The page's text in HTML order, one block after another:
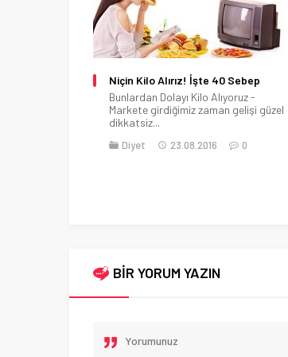
Haşlanmış Yumurta Diyeti İle İlgili
Tüm Detaylar
Bu Diyetle 14 günde 7 Kilo
Verebilirsiniz! Normalde biraz...
Diyet 06.04.2017 0
BİR YORUM YAZIN